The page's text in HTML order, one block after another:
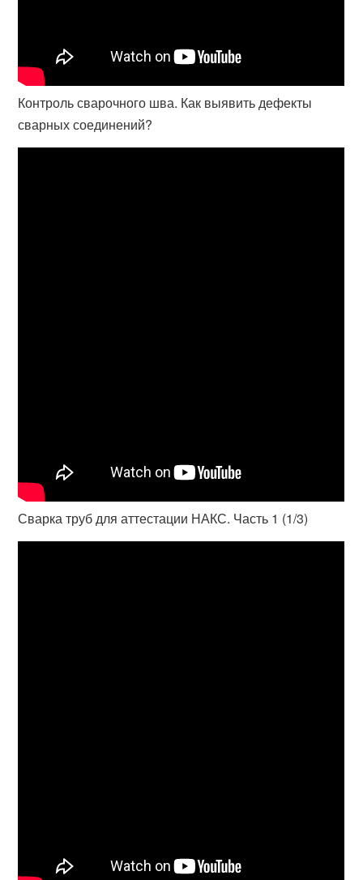
Контроль сварочного шва. Как выявить дефекты
сварных соединений?
Сварка труб для аттестации НАКС. Часть 1 (1/3)